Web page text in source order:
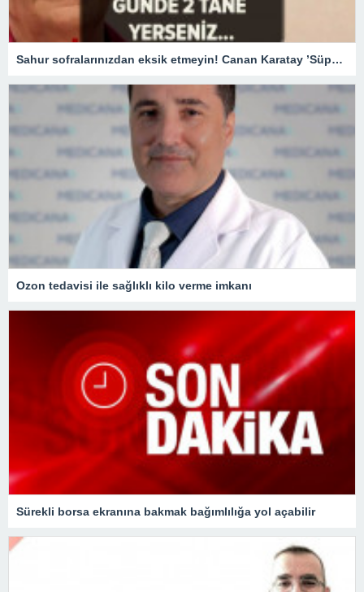
Sahur sofralarınızdan eksik etmeyin! Canan Karatay ’Süper besin’ diyerek açıkladı! Günde 2 adet tüketirseniz…
Ozon tedavisi ile sağlıklı kilo verme imkanı
Sürekli borsa ekranına bakmak bağımlılığa yol açabilir